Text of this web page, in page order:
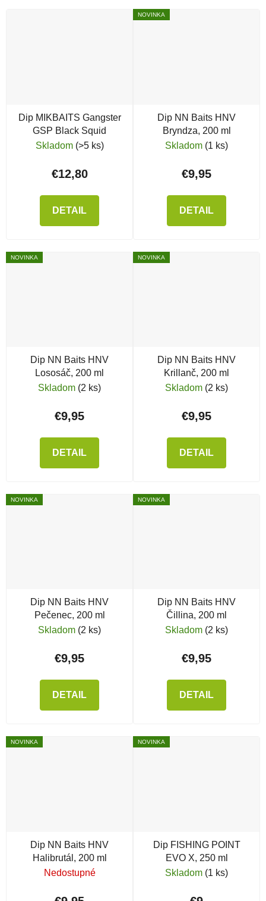
Dip MIKBAITS Gangster
GSP Black Squid
Skladom (>5 ks)
€12,80
DETAIL
NOVINKA
Dip NN Baits HNV
Bryndza, 200 ml
Skladom (1 ks)
€9,95
DETAIL
NOVINKA
Dip NN Baits HNV
Lososáč, 200 ml
Skladom (2 ks)
€9,95
DETAIL
NOVINKA
Dip NN Baits HNV
Krillanč, 200 ml
Skladom (2 ks)
€9,95
DETAIL
NOVINKA
Dip NN Baits HNV
Pečenec, 200 ml
Skladom (2 ks)
€9,95
DETAIL
NOVINKA
Dip NN Baits HNV
Čillina, 200 ml
Skladom (2 ks)
€9,95
DETAIL
NOVINKA
Dip NN Baits HNV
Halibrutál, 200 ml
Nedostupné
NOVINKA
Dip FISHING POINT
EVO X, 250 ml
Skladom (1 ks)